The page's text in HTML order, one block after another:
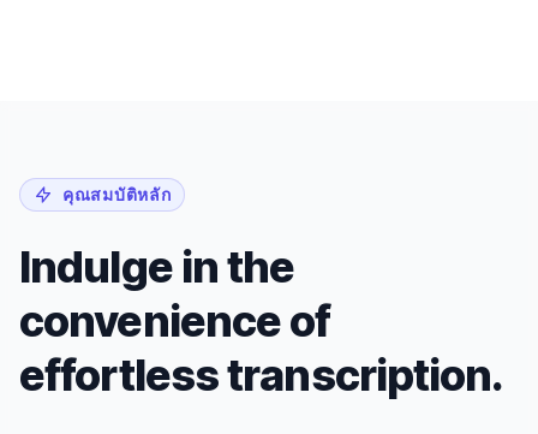
คุณสมบัติหลัก
Indulge in the
convenience of
effortless transcription.